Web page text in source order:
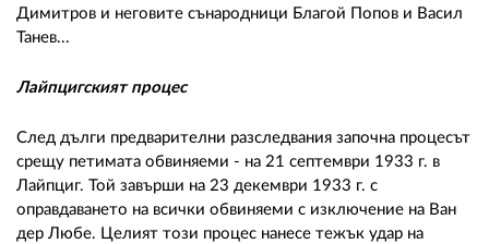
Димитров и неговите сънародници Благой Попов и Васил
Танев...
Лайпцигският процес
След дълги предварителни разследвания започна процесът
срещу петимата обвиняеми - на 21 септември 1933 г. в
Лайпциг. Той завърши на 23 декември 1933 г. с
оправдаването на всички обвиняеми с изключение на Ван
дер Любе. Целият този процес нанесе тежък удар на